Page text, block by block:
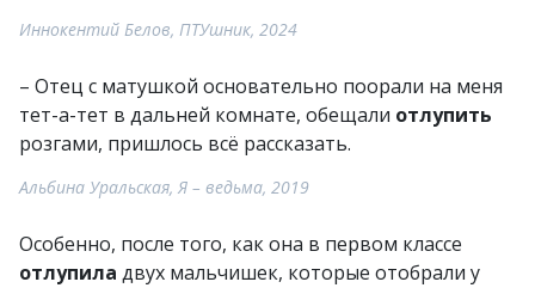
Иннокентий Белов, ПТУшник, 2024
– Отец с матушкой основательно поорали на меня
тет-а-тет в дальней комнате, обещали отлупить
розгами, пришлось всё рассказать.
Альбина Уральская, Я – ведьма, 2019
Особенно, после того, как она в первом классе
отлупила двух мальчишек, которые отобрали у